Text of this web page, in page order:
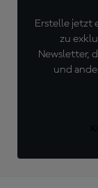
Erstelle jetzt
zu
Newsletter,
und